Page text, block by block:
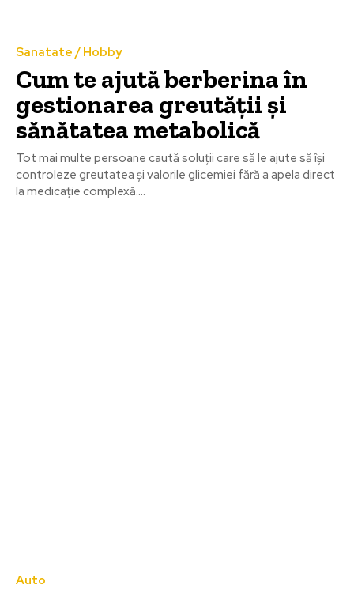
Sanatate / Hobby
Cum te ajută berberina în
gestionarea greutății și
sănătatea metabolică
Tot mai multe persoane caută soluții care să le ajute să își
controleze greutatea și valorile glicemiei fără a apela direct
la medicație complexă....
Auto